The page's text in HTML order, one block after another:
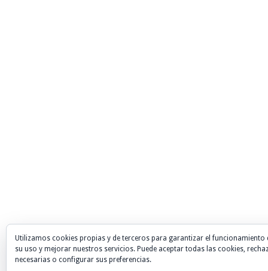
Utilizamos cookies propias y de terceros para garantizar el funcionamiento
su uso y mejorar nuestros servicios. Puede aceptar todas las cookies,
necesarias o configurar sus preferencias.